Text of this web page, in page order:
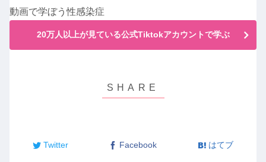
動画で学ぼう性感染症
20万人以上が見ている公式Tiktokアカウントで学ぶ
Twitter Facebook はてブ